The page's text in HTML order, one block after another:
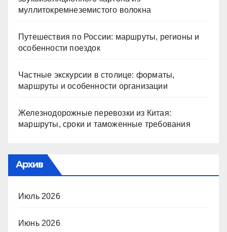
муллитокремнеземистого волокна
Путешествия по России: маршруты, регионы и
особенности поездок
Частные экскурсии в столице: форматы,
маршруты и особенности организации
Железнодорожные перевозки из Китая:
маршруты, сроки и таможенные требования
Архив
Июль 2026
Июнь 2026